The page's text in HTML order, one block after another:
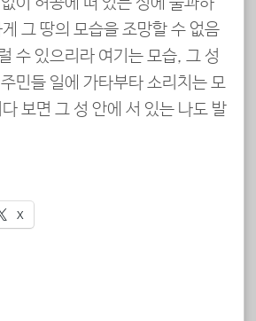
그 땅의 모습을 조망할 수 없음
수 있으리라 여기는 모습, 그 성
민들 일에 가타부타 소리치는 모
보면 그 성 안에 서 있는 나도 발
X